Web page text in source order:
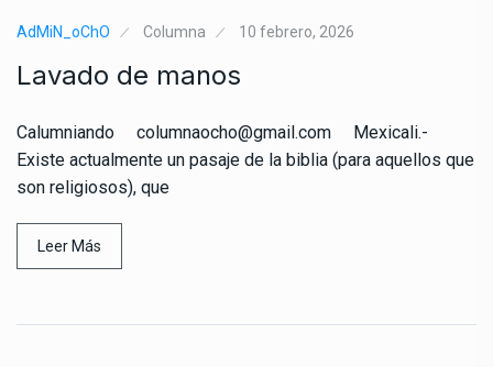
AdMiN_oChO Columna 10 febrero, 2026
Lavado de manos
Calumniando columnaocho@gmail.com Mexicali.-
Existe actualmente un pasaje de la biblia (para aquellos que
son religiosos), que
Leer Más